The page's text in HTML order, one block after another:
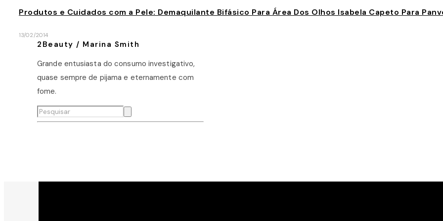
Produtos e Cuidados com a Pele: Demaquilante Bifásico Para Área Dos Olhos Isabela Capeto Para
13/02/2014
2Beauty / Marina Smith
Grande entusiasta do consumo investigativo,
quase sempre de pijama e eternamente com
fome.